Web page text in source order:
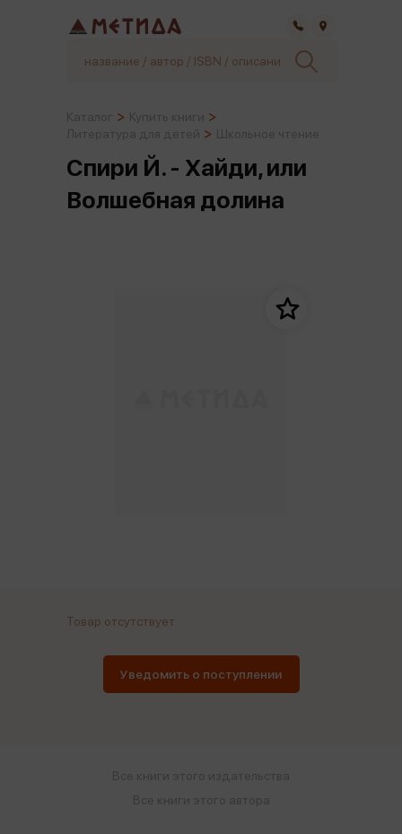
Спири Й. - Хайди, или
Волшебная долина
Товар отсутствует
Уведомить о поступлении